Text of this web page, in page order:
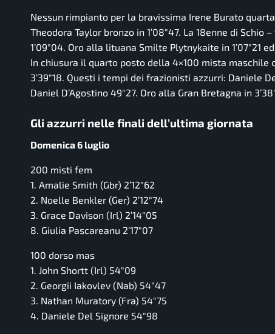
Nessun rimpianto per la bravissima Irene Burato
Theodora Taylor bronzo in 1’08″47. La 18enne di
1’09″04. Oro alla lituana Smilte Plytnykaite in 1’07″21
In chiusura il quarto posto della 4×100 mista maschile
3’39″18. Questi i tempi dei frazionisti azzurri: Daniele
Daniel D’Agostino 49″27. Oro alla Gran Bretagna in
Gli azzurri nelle finali dell’ultima giornata
Domenica 6 luglio
200 misti fem
1. Amalie Smith (Gbr) 2’12″62
2. Noelle Benkler (Ger) 2’12″74
3. Grace Davison (Irl) 2’14″05
8. Giulia Pascareanu 2’17″07
100 dorso mas
1. John Shortt (Irl) 54″09
2. Georgii Iakovlev (Nab) 54″47
3. Nathan Muratory (Fra) 54″75
4. Daniele Del Signore 54″98